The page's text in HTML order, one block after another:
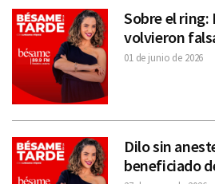
Sobre el ring:
volvieron
01 de junio de 2026
Dilo sin
beneficiado